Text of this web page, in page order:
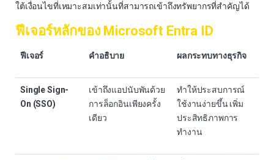
ใต้เงื่อนไขที่เหมาะสมเท่านั้นที่สามารถเข้าถึงทรัพยากรที่สำคัญได้
ฟีเจอร์หลักของ Microsoft Entra ID
ฟีเจอร์ คำอธิบาย ผลกระทบทางธุรกิจ
Single Sign-
On (SSO)
เข้าถึงแอปนับพันด้วย
การล็อกอินเพียงครั้ง
เดียว
ทำให้ประสบการณ์
ใช้งานง่ายขึ้น เพิ่ม
ประสิทธิภาพการ
ทำงาน